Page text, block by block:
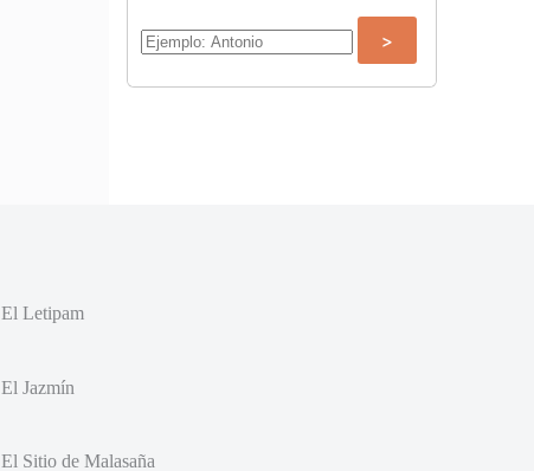
El Letipam
El Jazmín
El Sitio de Malasaña